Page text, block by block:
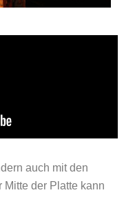
auch mit den
der Platte kann